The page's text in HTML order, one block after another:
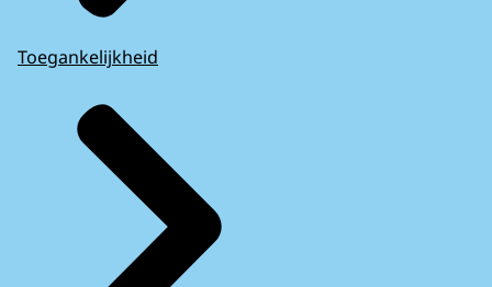
Toegankelijkheid